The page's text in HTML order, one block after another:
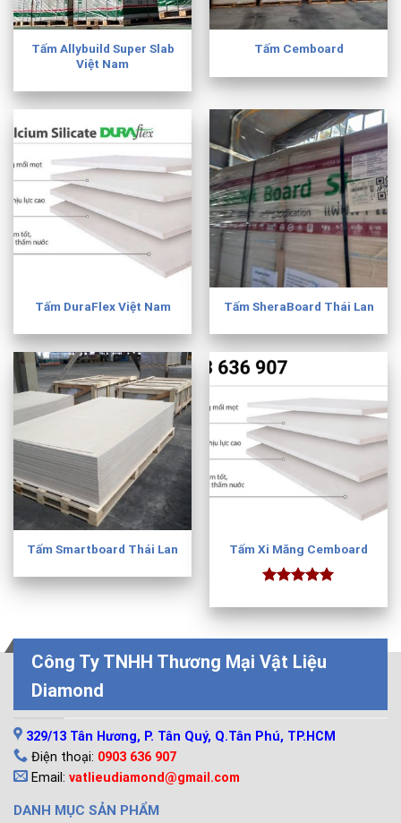
Tấm Allybuild Super Slab
Việt Nam
Tấm Cemboard
Tấm DuraFlex Việt Nam Tấm SheraBoard Thái Lan
Tấm Smartboard Thái Lan Tấm Xi Măng Cemboard
hạng5.00
Công Ty TNHH Thương Mại Vật Liệu
Diamond
LIÊN HỆ
329/13 Tân Hương, P. Tân Quý, Q.Tân Phú, TP.HCM
Điện thoại: 0903 636 907
Email: vatlieudiamond@gmail.com
DANH MỤC SẢN PHẨM